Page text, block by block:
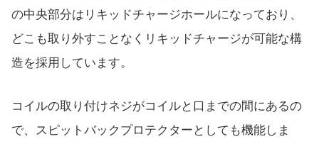
の中央部分はリキッドチャージホールになっており、
どこも取り外すことなくリキッドチャージが可能な構
造を採用しています。
コイルの取り付けネジがコイルと口までの間にあるの
で、スピットバックプロテクターとしても機能しま